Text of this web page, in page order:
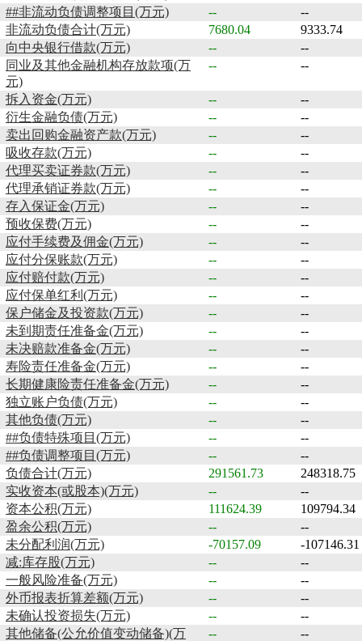
##非流动负债调整项目(万元)
--
--
非流动负债合计(万元)
7680.04
9333.74
向中央银行借款(万元)
--
--
同业及其他金融机构存放款项(万
元)
-- --
拆入资金(万元) --
--
衍生金融负债(万元)
--
--
卖出回购金融资产款(万元)
--
--
吸收存款(万元)
--
--
代理买卖证券款(万元)
--
--
代理承销证券款(万元)
--
--
存入保证金(万元)
--
--
预收保费(万元)
--
--
应付手续费及佣金(万元)
--
--
应付分保账款(万元)
--
--
应付赔付款(万元)
--
--
应付保单红利(万元)
--
--
保户储金及投资款(万元)
--
--
未到期责任准备金(万元)
--
--
未决赔款准备金(万元)
--
--
寿险责任准备金(万元)
--
--
长期健康险责任准备金(万元)
--
--
独立账户负债(万元)
--
--
其他负债(万元)
--
--
##负债特殊项目(万元)
--
--
##负债调整项目(万元)
--
--
负债合计(万元)
291561.73
248318.75
实收资本(或股本)(万元)
--
--
资本公积(万元)
111624.39
109794.34
盈余公积(万元)
--
--
未分配利润(万元)
-70157.09
-107146.31
减:库存股(万元)
--
--
一般风险准备(万元)
--
--
外币报表折算差额(万元)
--
--
未确认投资损失(万元)
--
--
其他储备(公允价值变动储备)(万
-- --